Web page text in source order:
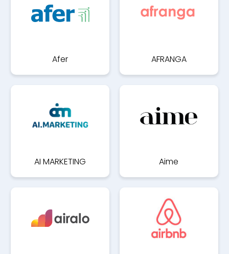
Afer AFRANGA
AI MARKETING Aime